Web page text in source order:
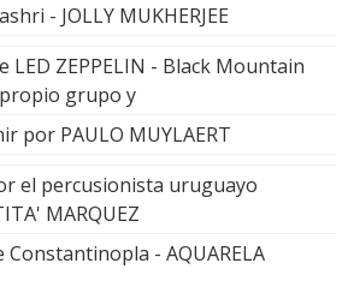
- JOLLY MUKHERJEE
LED ZEPPELIN - Black Mountain
grupo y
por PAULO MUYLAERT
el percusionista uruguayo
MARQUEZ
Constantinopla - AQUARELA